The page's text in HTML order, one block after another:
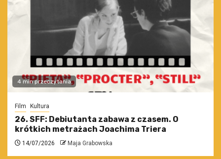
4 min przeczytania
Film Kultura
26. SFF: Debiutanta zabawa z czasem. O
krótkich metrażach Joachima Triera
14/07/2026 Maja Grabowska